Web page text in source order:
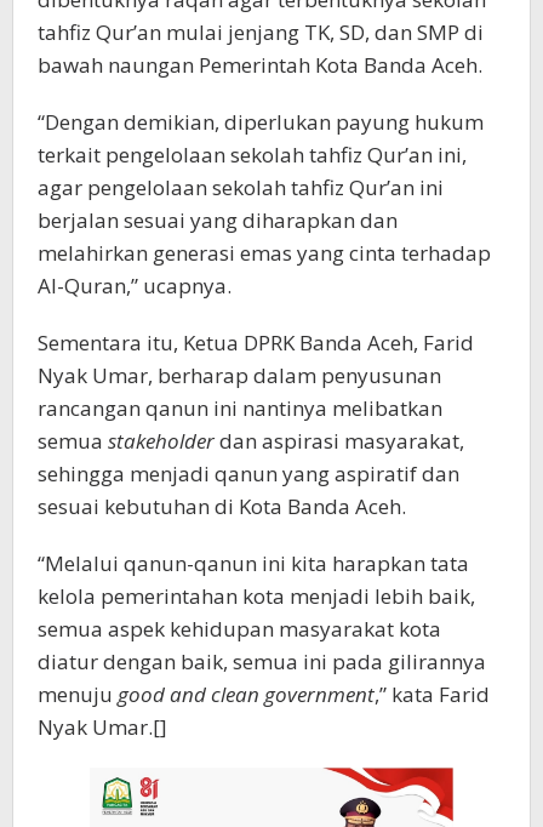
tahfiz Qur’an mulai jenjang TK, SD, dan SMP di
bawah naungan Pemerintah Kota Banda Aceh.
“Dengan demikian, diperlukan payung hukum
terkait pengelolaan sekolah tahfiz Qur’an ini,
agar pengelolaan sekolah tahfiz Qur’an ini
berjalan sesuai yang diharapkan dan
melahirkan generasi emas yang cinta terhadap
Al-Quran,” ucapnya.
Sementara itu, Ketua DPRK Banda Aceh, Farid
Nyak Umar, berharap dalam penyusunan
rancangan qanun ini nantinya melibatkan
semua stakeholderdan aspirasi masyarakat,
sehingga menjadi qanun yang aspiratif dan
sesuai kebutuhan di Kota Banda Aceh.
“Melalui qanun-qanun ini kita harapkan tata
kelola pemerintahan kota menjadi lebih baik,
semua aspek kehidupan masyarakat kota
diatur dengan baik, semua ini pada gilirannya
menuju good and clean government,” kata Farid
Nyak Umar.[]